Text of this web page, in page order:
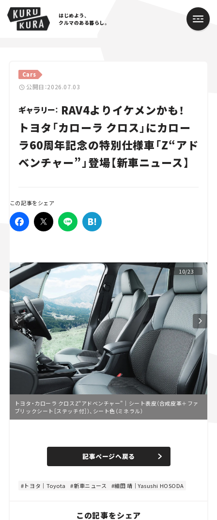
はじめよう、
クルマのある暮らし。
Cars
公開日：2026.07.03
ギャラリー： RAV4よりイケメンかも！
トヨタ「カローラ クロス」にカロー
ラ60周年記念の特別仕様車「Z“アド
ベンチャー”」登場【新車ニュース】
この記事をシェア
10/23
トヨタ・カローラ クロスZ“アドベンチャー”｜シート表皮（合成皮革＋ファ
ブリックシート［ステッチ付］）、シート色（ミネラル）
n
e
d
4
%
記事ページへ戻る
トヨタ｜Toyota 新車ニュース 細田 靖｜Yasushi HOSODA
この記事をシェア
Cars
Lifestyle
Traffic
Special
Campaign
人気のハッシュタグ
スズキ ジムニー｜Suzuki Jimny